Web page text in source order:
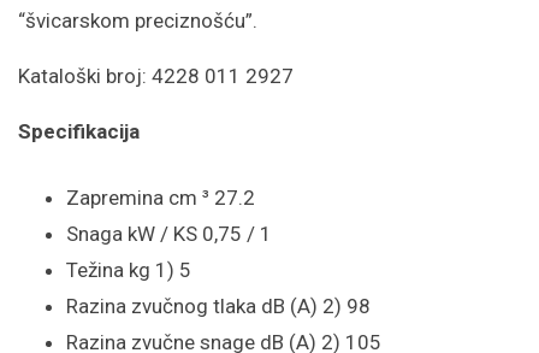
“švicarskom preciznošću”.
Kataloški broj: 4228 011 2927
Specifikacija
Zapremina cm ³ 27.2
Snaga kW / KS 0,75 / 1
Težina kg 1) 5
Razina zvučnog tlaka dB (A) 2) 98
Razina zvučne snage dB (A) 2) 105